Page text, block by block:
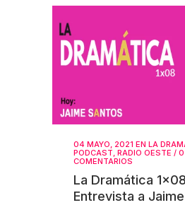
04 MAYO, 2021 EN LA
PODCAST, RADIO OESTE / 0
COMENTARIOS
La Dramática 1×08
Entrevista a